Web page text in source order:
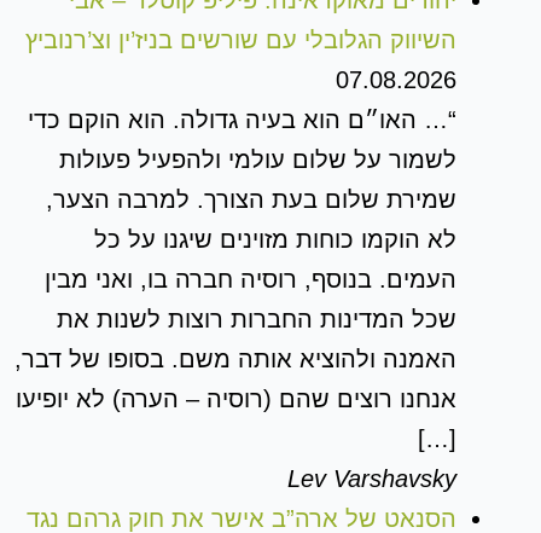
השיווק הגלובלי עם שורשים בניז’ין וצ’רנוביץ
07.08.2026
“… האו״ם הוא בעיה גדולה. הוא הוקם כדי
לשמור על שלום עולמי ולהפעיל פעולות
שמירת שלום בעת הצורך. למרבה הצער,
לא הוקמו כוחות מזוינים שיגנו על כל
העמים. בנוסף, רוסיה חברה בו, ואני מבין
שכל המדינות החברות רוצות לשנות את
האמנה ולהוציא אותה משם. בסופו של דבר,
אנחנו רוצים שהם (רוסיה – הערה) לא יופיעו
[…]
Lev Varshavsky
הסנאט של ארה”ב אישר את חוק גרהם נגד